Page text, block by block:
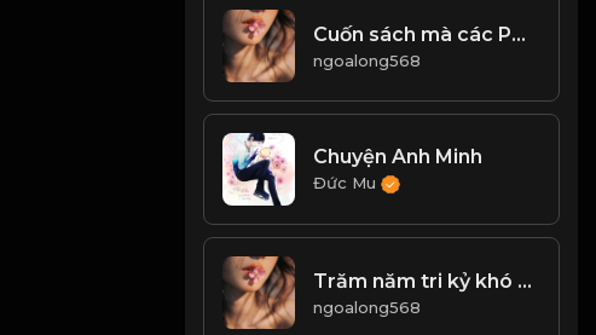
Cuốn sách mà các PHẬT TỬ phải đọc lại nhiều lần trong đời! Đạo
ngoalong568
Chuyện Anh Minh
Đức Mu
Trăm năm tri kỷ khó tìm tri âm khó gặp,bạn hiền khó quen Bất chợt mà chẳng bất ngờ,tưởng Là tình cờ,ai ngờ lại là phận duyên
ngoalong568